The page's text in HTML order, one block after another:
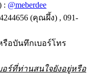
: @meberdee
(คุณผึ้ง) , 091-
รือบันทึกเบอร์โทร
อร์ที่ท่านสนใจยังอยู่หรือ